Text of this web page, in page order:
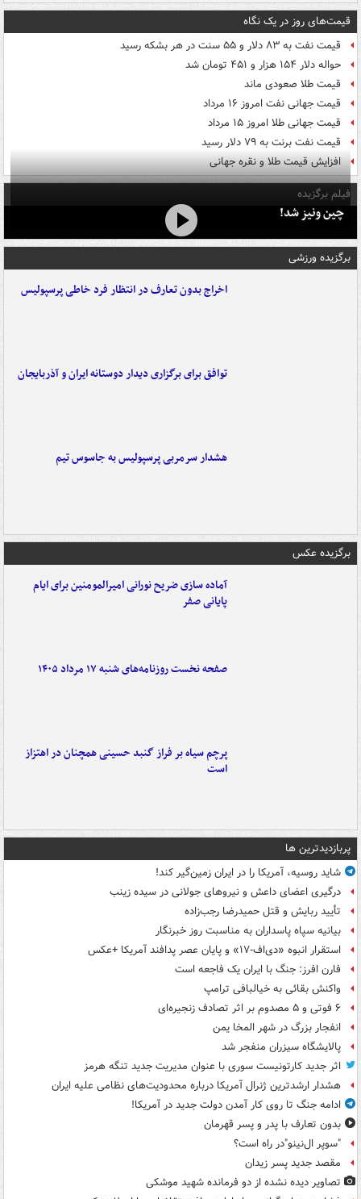
قیمت‌های روز در یک نگاه
قیمت نفت به ۸۳ دلار و ۵۵ سنت در هر بشکه رسید
حواله دلار ۱۵۴ هزار و ۴۵۱ تومان شد
قیمت طلا صعودی ماند
قیمت جهانی نفت امروز ۱۶ مرداد
قیمت جهانی طلا امروز ۱۵ مرداد
قیمت نفت برنت به ۷۹ دلار رسید
افزایش قیمت طلا و نقره جهانی
فیلم برگزیده
چین ونیز شد!
برگزیده ورزشی
اخراج بدون تعارف در انتظار فرد خاطی پرسپولیس
توافق برای برگزاری دیدار دوستانه ایران و آذربایجان
هشدار سرمربی پرسپولیس به جاسوس تیم
برگزیده عکس
آماده سازی ضریح نورانی امیرالمومنین برای ایام
پایانی صفر
صفحه نخست روزنامه‌های شنبه ۱۷ مرداد ۱۴۰۵
پرچم سیاه بر فراز گنبد حسینی همچنان در اهتزاز
است
پربازدیدترین ها
شاید روسیه، آمریکا را در ایران زمین‌گیر کند!
درگیری اعضای داعش و نیروهای جولانی در سیده زینب
تأیید ربایش و قتل حمیدرضا رجب‌زاده
بیانیه سپاه پاسداران به مناسبت روز خبرنگار
استقرار انبوه «دی‌اف‑۱۷» و پایان عصر پدافند آمریکا +عکس
فارن افرز: جنگ با ایران یک فاجعه است
واکنش بقائی به خیالبافی ترامپ
۶ فوتی و ۵ مصدوم بر اثر تصادف زنجیره‌ای
انفجار بزرگ در شهر المخا یمن
پالایشگاه سیزران منفجر شد
اثر جدید کارتونیست سوری با عنوان مدیریت جدید تنگه هرمز
هشدار ارشدترین ژنرال آمریکا درباره محدودیت‌های نظامی علیه ایران
ادامه جنگ تا روی کار آمدن دولت جدید در آمریکا!
بدون تعارف با پدر و پسر قهرمان
"سوپر ال‌نینو"در راه است؟
مقصد جدید پسر زیدان
تصاویر دیده‌ نشده از دو فرمانده شهید موشکی